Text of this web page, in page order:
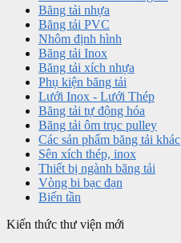
Băng tải nhựa
Băng tải PVC
Nhôm định hình
Băng tải Inox
Băng tải xích nhựa
Phụ kiện băng tải
Lưới Inox - Lưới Thép
Băng tải tự động hóa
Băng tải ôm trục pulley
Các sản phẩm băng tải khác
Sên xích thép, inox
Thiết bị ngành băng tải
Vòng bi bạc đạn
Biến tần
Kiến thức thư viện mới